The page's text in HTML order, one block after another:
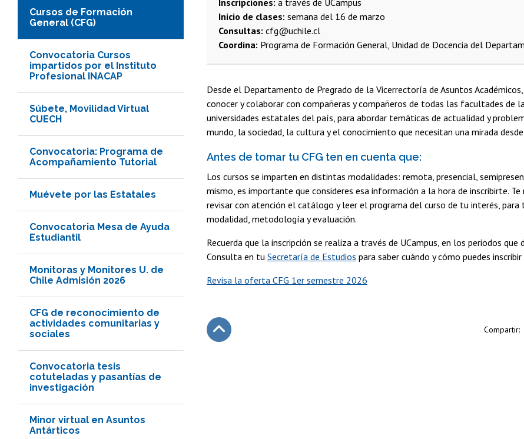
Cursos de Formación
General (CFG)
Convocatoria Cursos
impartidos por el Instituto
Profesional INACAP
Súbete, Movilidad Virtual
CUECH
Convocatoria: Programa de
Acompañamiento Tutorial
Muévete por las Estatales
Convocatoria Mesa de Ayuda
Estudiantil
Monitoras y Monitores U. de
Chile Admisión 2026
CFG de reconocimiento de
actividades comunitarias y
sociales
Convocatoria tesis
cotuteladas y pasantías de
investigación
Minor virtual en Asuntos
Antárticos
Inicio de clases: semana del 16 de marzo
Consultas: cfg@uchile.cl
Coordina: Programa de Formación General, Unidad de Docencia del
Desde el Departamento de Pregrado de la Vicerrectoría de Asuntos
conocer y colaborar con compañeras y compañeros de todas las facultades de
universidades estatales del país, para abordar temáticas de actualidad y
mundo, la sociedad, la cultura y el conocimiento que necesitan una mirada
Antes de tomar tu CFG ten en cuenta que:
Los cursos se imparten en distintas modalidades: remota, presencial,
mismo, es importante que consideres esa información a la hora de inscribirte. Te
revisar con atención el catálogo y leer el programa del curso de tu interés, para
modalidad, metodología y evaluación.
Recuerda que la inscripción se realiza a través de UCampus, en los periodos
Consulta en tu Secretaría de Estudios para saber cuándo y cómo puedes inscribir
Revisa la oferta CFG 1er semestre 2026
Compartir: